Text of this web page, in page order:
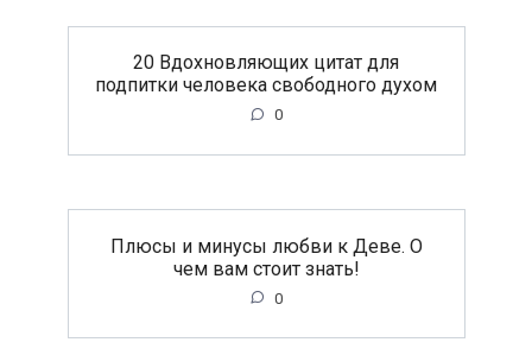
20 Вдохновляющих цитат для
подпитки человека свободного духом
0
Плюсы и минусы любви к Деве. О
чем вам стоит знать!
0